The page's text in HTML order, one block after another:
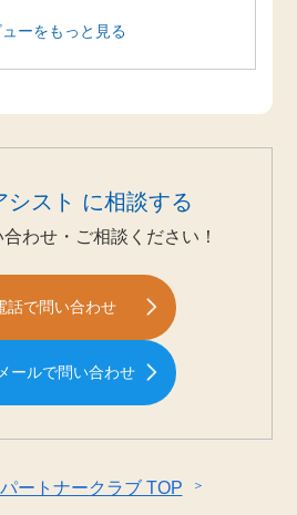
ーをもっと見る
シスト に相談する
わせ・ご相談ください！
話で問い合わせ
ールで問い合わせ
ートナークラブ TOP ＞